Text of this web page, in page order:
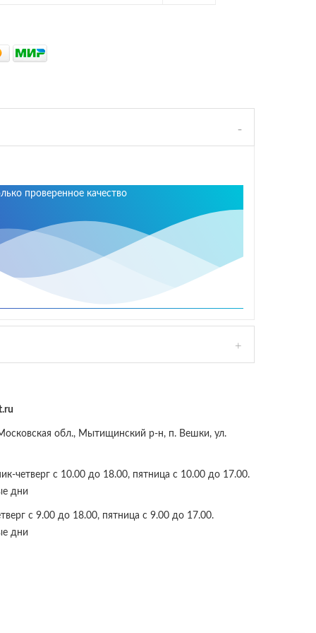
проверенное качество
обл., Мытищинский р-н, п. Вешки, ул.
четверг с 10.00 до 18.00, пятница с 10.00 до 17.00.
дни
с 9.00 до 18.00, пятница с 9.00 до 17.00.
дни